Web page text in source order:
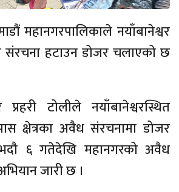
महानगरपालिकाले नयाँबानेश्वर
संरचना हटाउन डोजर चलाएको छ
टोलीले नयाँबानेश्वरस्थित
क्षेत्रका अवैध संरचनामा डोजर
६ गतेदेखि महानगरको अवैध
जारी छ ।